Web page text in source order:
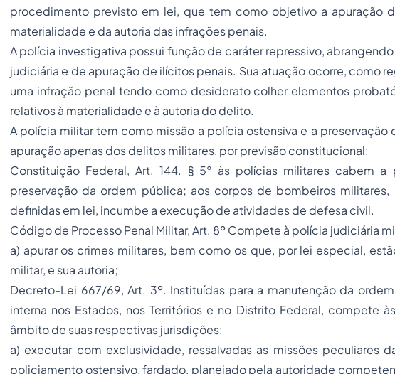
procedimento previsto em lei, que tem como objetivo a apuração
materialidade e da autoria das infrações penais.
A polícia investigativa possui função de caráter repressivo,
judiciária e de apuração de ilícitos penais. Sua atuação ocorre, como
uma infração penal tendo como desiderato colher elementos
relativos à materialidade e à autoria do delito.
A polícia militar tem como missão a polícia ostensiva e a preservação
apuração apenas dos delitos militares, por previsão constitucional:
Constituição Federal, Art. 144. § 5° às polícias militares cabem a
preservação da ordem pública; aos corpos de bombeiros militares,
definidas em lei, incumbe a execução de atividades de defesa civil.
Código de Processo Penal Militar, Art. 8º Compete à polícia judiciária
a) apurar os crimes militares, bem como os que, por lei especial,
militar, e sua autoria;
Decreto-Lei 667/69, Art. 3º. Instituídas para a manutenção da
interna nos Estados, nos Territórios e no Distrito Federal, compete
âmbito de suas respectivas jurisdições:
a) executar com exclusividade, ressalvadas as missões peculiares
policiamento ostensivo, fardado, planejado pela autoridade